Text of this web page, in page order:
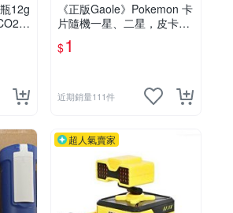
12g
槍
氮
《正版Gaole》Pokemon 卡
片隨機一星、二星，皮卡
丘、小火龍、秒花種子、傑
尼龜
$1
近期銷量111件
超人氣賣家